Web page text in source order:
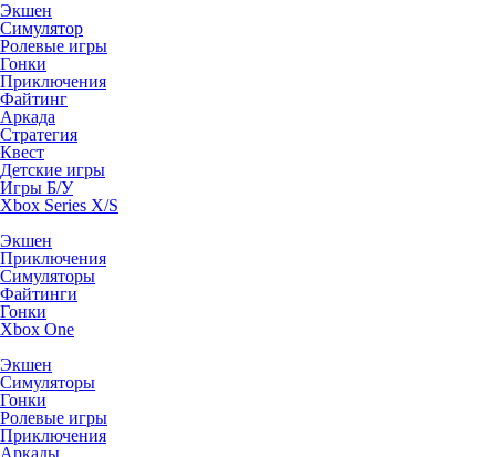
Экшен
Симулятор
Ролевые игры
Гонки
Приключения
Файтинг
Аркада
Стратегия
Квест
Детские игры
Игры Б/У
Xbox Series X/S
Экшен
Приключения
Симуляторы
Файтинги
Гонки
Xbox One
Экшен
Симуляторы
Гонки
Ролевые игры
Приключения
Аркады